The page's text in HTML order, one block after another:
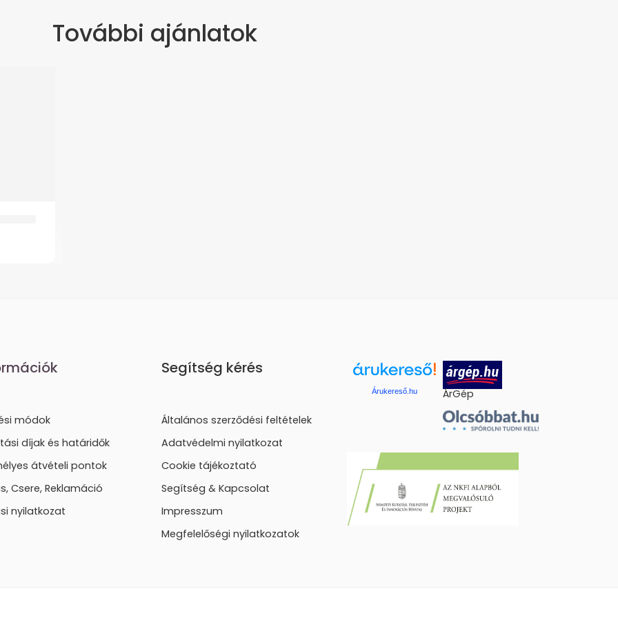
További ajánlatok
módok
díjak és határidők
átvételi pontok
Csere, Reklamáció
nyilatkozat
Segítség kérés
Általános szerződési feltételek
Adatvédelmi nyilatkozat
Cookie tájékoztató
Segítség & Kapcsolat
Impresszum
Megfelelőségi nyilatkozatok
Árukereső.hu ÁrGép